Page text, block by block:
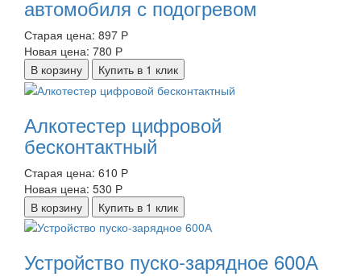
автомобиля с подогревом
Старая цена: 897 Р
Новая цена: 780 Р
В корзину
Купить в 1 клик
Алкотестер цифровой
бесконтактный
Старая цена: 610 Р
Новая цена: 530 Р
В корзину
Купить в 1 клик
Устройство пуско-зарядное 600А